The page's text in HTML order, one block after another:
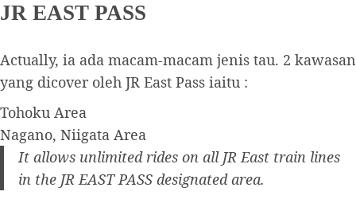
JR EAST PASS
Actually, ia ada macam-macam jenis tau. 2 kawasan
yang dicover oleh JR East Pass iaitu :
Tohoku Area
Nagano, Niigata Area
It allows unlimited rides on all JR East train lines
in the JR EAST PASS designated area.